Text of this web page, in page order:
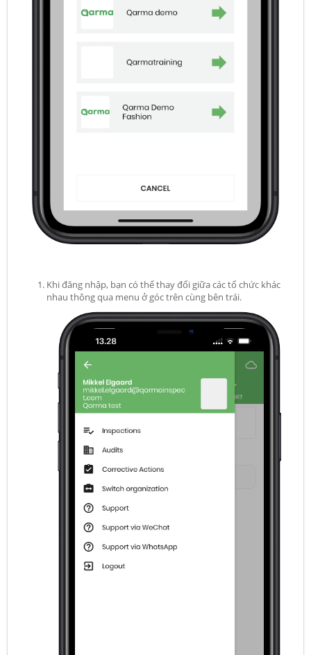
Khi đăng nhập, bạn có thể thay đổi giữa các tổ chức khác
nhau thông qua menu ở góc trên cùng bên trái.